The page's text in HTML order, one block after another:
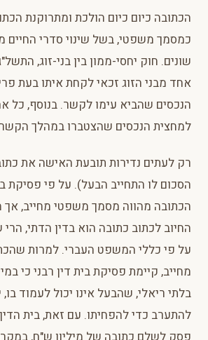
הכתובה כיום כיום הולכת ומתרוקנת
כמסמך משפטי, בשל שינוי סדרי החיים
אחד מבני הזוג זכאי לקחת איתו בעת
הנכסים שהביא עימו לקשר. בנוסף, כל
למחצית הנכסים שהצטברו במהלך
רק לעתים נדירות תובעת האישה את
הסכום לו התחייב הבעל). על פי
הכתובה מהווה מסמך משפטי מחייב,
החיוב לכתוב כתובה הוא בדין הדתי,
על פי כללי המשפט העברי. למרות
מחייב, קיימת פסיקת בית דין רבני כי
בלתי ריאלי, שהבעל אינו יכול לעמוד בו,
להתערב כדי להפחיתו. עם זאת, בית